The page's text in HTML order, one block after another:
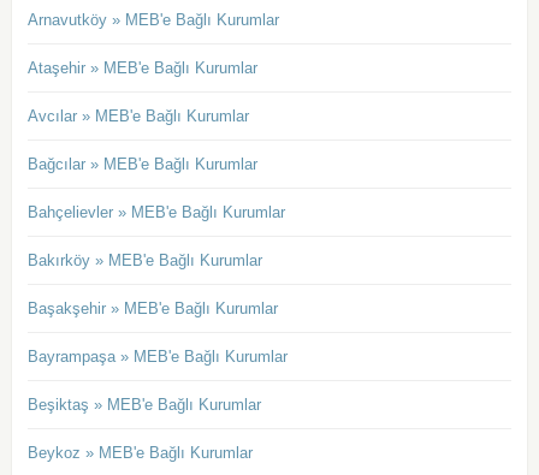
Arnavutköy » MEB'e Bağlı Kurumlar
Ataşehir » MEB'e Bağlı Kurumlar
Avcılar » MEB'e Bağlı Kurumlar
Bağcılar » MEB'e Bağlı Kurumlar
Bahçelievler » MEB'e Bağlı Kurumlar
Bakırköy » MEB'e Bağlı Kurumlar
Başakşehir » MEB'e Bağlı Kurumlar
Bayrampaşa » MEB'e Bağlı Kurumlar
Beşiktaş » MEB'e Bağlı Kurumlar
Beykoz » MEB'e Bağlı Kurumlar